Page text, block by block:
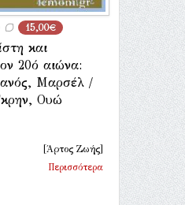
15,00€
και
20ό αιώνα:
Μαρσέλ /
Ουώ
[Άρτος Ζωής]
Περισσότερα